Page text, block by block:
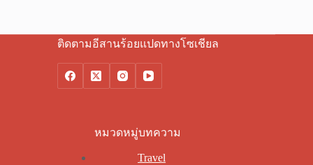
ติดตามอีสานร้อยแปดทางโซเชียล
หมวดหมู่บทความ
Travel